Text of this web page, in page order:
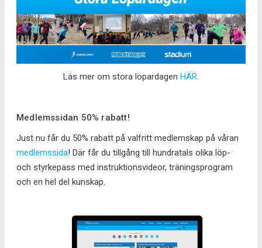
Läs mer om stora löpardagen HÄR
Medlemssidan 50% rabatt!
Just nu får du 50% rabatt på valfritt medlemskap på våran
medlemssida! Där får du tillgång till hundratals olika löp-
och styrkepass med instruktionsvideor, träningsprogram
och en hel del kunskap.